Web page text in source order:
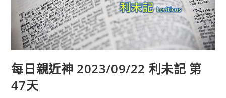
每日親近神 2023/09/22 利未記 第
47天